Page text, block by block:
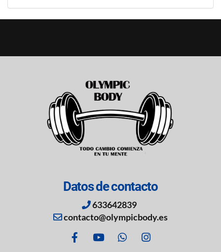
Datos de contacto
633642839
contacto@olympicbody.es